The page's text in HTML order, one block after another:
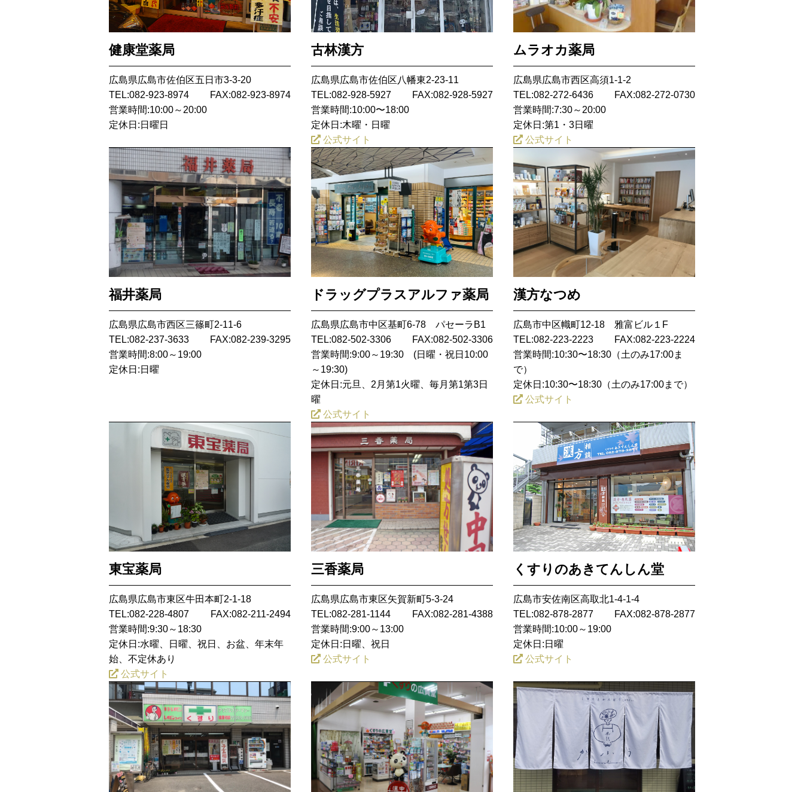
健康堂薬局
広島県広島市佐伯区五日市3-3-20
TEL:082-923-8974
FAX:082-923-8974
営業時間:10:00～20:00
定休日:日曜日
古林漢方
広島県広島市佐伯区八幡東2-23-11
TEL:082-928-5927
FAX:082-928-5927
営業時間:10:00〜18:00
定休日:木曜・日曜
公式サイト
ムラオカ薬局
広島県広島市西区高須1-1-2
TEL:082-272-6436
FAX:082-272-0730
営業時間:7:30～20:00
定休日:第1・3日曜
公式サイト
福井薬局
広島県広島市西区三篠町2-11-6
TEL:082-237-3633
FAX:082-239-3295
営業時間:8:00～19:00
定休日:日曜
ドラッグプラスアルファ薬局
広島県広島市中区基町6-78 パセーラB1
TEL:082-502-3306
FAX:082-502-3306
営業時間:9:00～19:30 (日曜・祝日10:00
～19:30)
定休日:元旦、2月第1火曜、毎月第1第3日
曜
公式サイト
漢方なつめ
広島市中区幟町12-18 雅富ビル１F
TEL:082-223-2223
FAX:082-223-2224
営業時間:10:30〜18:30（土のみ17:00ま
で）
定休日:10:30〜18:30（土のみ17:00まで）
公式サイト
東宝薬局
広島県広島市東区牛田本町2-1-18
TEL:082-228-4807
FAX:082-211-2494
営業時間:9:30～18:30
定休日:水曜、日曜、祝日、お盆、年末年
始、不定休あり
公式サイト
三香薬局
広島県広島市東区矢賀新町5-3-24
TEL:082-281-1144
FAX:082-281-4388
営業時間:9:00～13:00
定休日:日曜、祝日
公式サイト
くすりのあきてんしん堂
広島市安佐南区高取北1-4-1-4
TEL:082-878-2877
FAX:082-878-2877
営業時間:10:00～19:00
定休日:日曜
公式サイト